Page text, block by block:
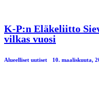
K-P:n Eläkeliitto
vilkas vuosi
Alueelliset uutiset 10. maaliskuuta,